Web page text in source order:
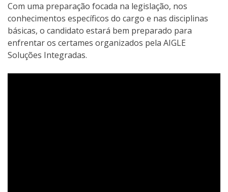
Com uma preparação focada na legislação, nos
conhecimentos específicos do cargo e nas disciplinas
básicas, o candidato estará bem preparado para
enfrentar os certames organizados pela AIGLE
Soluções Integradas.